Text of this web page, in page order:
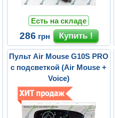
Есть на складе
286 грн
Пульт Air Mouse G10S PRO
с подсветкой (Air Mouse +
Voice)